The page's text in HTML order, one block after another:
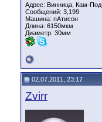
Адрес: Винница, Кам-Под
Сообщений: 3,199
Машина: пАтисон
Длина: 6150мкм
Диаметр: 30мм
02.07.2011, 23:17
Zvirr